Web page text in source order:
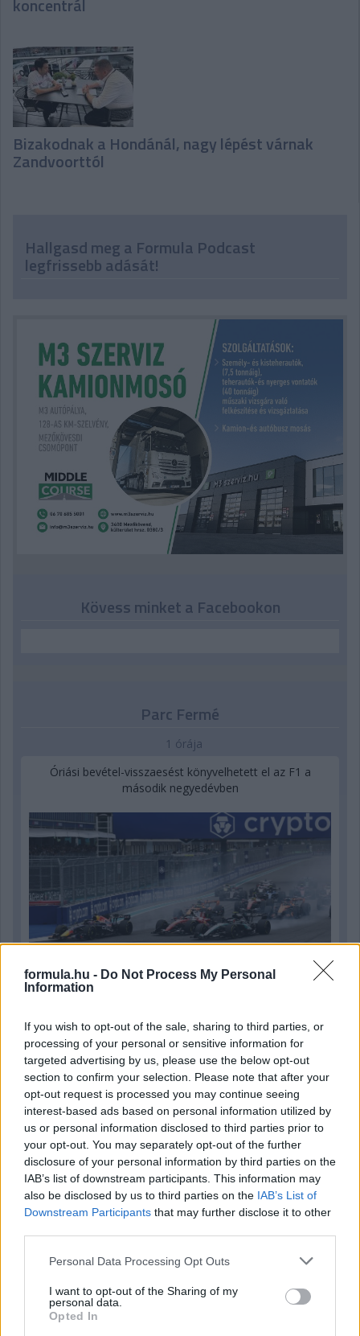
formula.hu - Do Not Process My Personal
Information
If you wish to opt-out of the sale, sharing to third parties, or
processing of your personal or sensitive information for
targeted advertising by us, please use the below opt-out
section to confirm your selection. Please note that after your
opt-out request is processed you may continue seeing
interest-based ads based on personal information utilized by
us or personal information disclosed to third parties prior to
your opt-out. You may separately opt-out of the further
disclosure of your personal information by third parties on the
IAB’s list of downstream participants. This information may
also be disclosed by us to third parties on the IAB’s List of
Downstream Participants that may further disclose it to other
Please note that this website/app uses one or more Google
not limited to your visit or usage behaviour. You may click to
grant or deny consent to Google and its third-party tags to
use your data for below specified purposes in below Google
Personal Data Processing Opt Outs
I want to opt-out of the Sharing of my
personal data.
Opted In
koncentrál
Bizakodnak a Hondánál, nagy lépést várnak
Zandvoorttól
Hallgasd meg a Formula Podcast
legfrissebb adását!
Kövess minket a Facebookon
Parc Fermé
1 órája
Óriási bevétel-visszaesést könyvelhetett el az F1 a
második negyedévben
4 órája
Kerékpáros világbajnokságra kvalifikálta magát Bottas az
F1-es nyári szünetben